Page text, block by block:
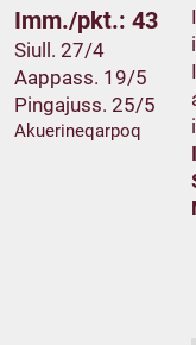
Imm./pkt.: 43
Siull. 27/4
Aappass. 19/5
Pingajuss. 25/5
Akuerineqarpoq